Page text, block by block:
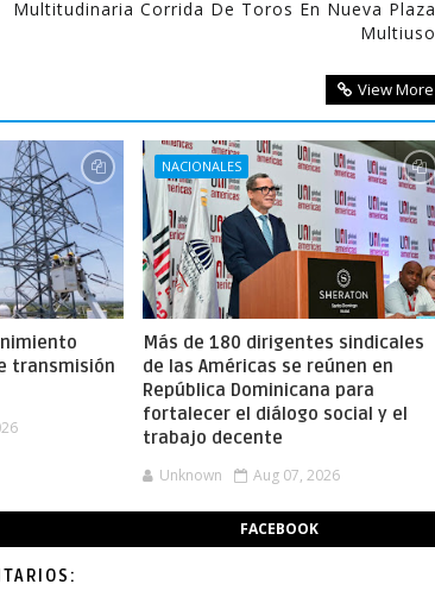
Multitudinaria Corrida De Toros En Nueva Plaza
Multiuso
View More
transmisión
NACIONALES
Más de 180 dirigentes sindicales
de las Américas se reúnen en
República Dominicana para
fortalecer el diálogo social y el
trabajo decente
Unknown Aug 07, 2026
FACEBOOK